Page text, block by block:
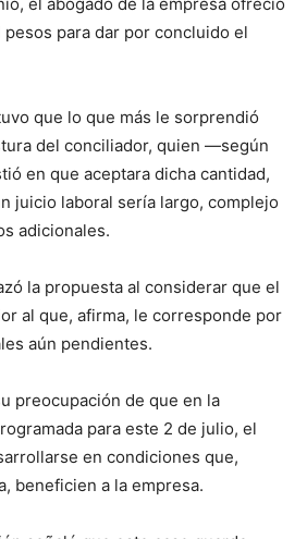
para dar por concluido el
que lo que más le sorprendió
del conciliador, quien —según
en que aceptara dicha cantidad,
juicio laboral sería largo, complejo
adicionales.
la propuesta al considerar que el
al que, afirma, le corresponde por
aún pendientes.
preocupación de que en la
para este 2 de julio, el
en condiciones que,
beneficien a la empresa.